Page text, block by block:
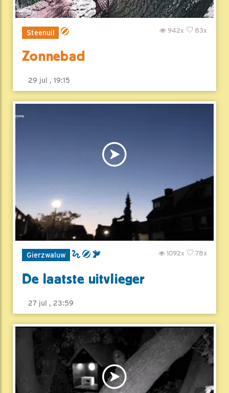
Steenuil 83x
942x
Zonnebad
29 jul , 19:15
Gierzwaluw 78x
1092x
De laatste uitvlieger
27 jul , 23:59